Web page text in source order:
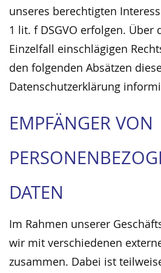
unseres berechtigten
1 lit. f DSGVO erfolgen. Über
Einzelfall einschlägigen
den folgenden Absätzen
Datenschutzerklärung
EMPFÄNGER VON
DATEN
Im Rahmen unserer
wir mit verschiedenen
zusammen. Dabei ist